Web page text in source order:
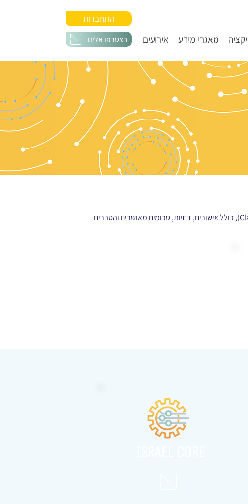
התחברות
הצטרפו אלינו מאגרי מידע אירועים
משאב ClaimResponse הוא משאב ב-FHIR שמפרט את התשובה של מערכת מימון או ביטוח לבקשת תשלום (Claim), כולל אישורים, דחיות, סכומים מאושרים והסברים